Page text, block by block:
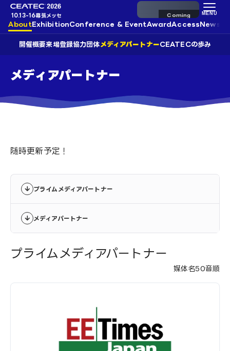
10.13-16幕張メッセ
AboutExhibitionConference & EventAwardAccess News
来場事前登録
MENU
開催概要来場登録協力団体メディアパートナーCEATECの歩み
メディアパートナー
随時更新予定！
プライムメディアパートナー
メディアパートナー
プライムメディアパートナー
媒体名50音順